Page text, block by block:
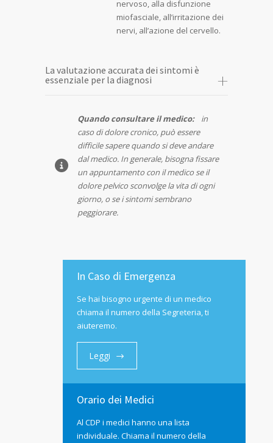
nervoso, alla disfunzione
miofasciale, all’irritazione dei
nervi, all’azione del cervello.
La valutazione accurata dei sintomi è
essenziale per la diagnosi
Quando consultare il medico:
in
caso di dolore cronico, può essere
difficile sapere quando si deve andare
dal medico. In generale, bisogna fissare
un appuntamento con il medico se il
dolore pelvico sconvolge la vita di ogni
giorno, o se i sintomi sembrano
peggiorare.
In Caso di Emergenza
Se hai bisogno urgente di un medico
chiama il numero della Segreteria, ti
aiuteremo.
Leggi
Orario dei Medici
Al CDP i medici hanno una lista
individuale. Chiama il numero della